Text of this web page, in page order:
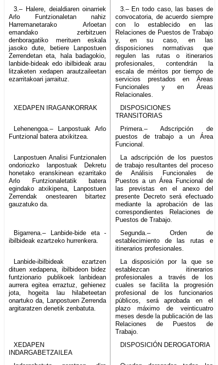
3.– Halere, deialdiaren oinarriek
Arlo Funtzionaletan nahiz
Harremanetarako Arloetan
emandako zerbitzuen
denboragatiko merituen eskala
jasoko dute, betiere Lanpostuen
Zerrendetan eta, hala badagokio,
lanbide-bideak edo ibilbideak arau
litzaketen xedapen arautzaileetan
ezarritakoari jarraituz.
3.– En todo caso, las bases de
convocatoria, de acuerdo siempre
con lo establecido en las
Relaciones de Puestos de Trabajo
y, en su caso, en las
disposiciones normativas que
regulen las rutas o itinerarios
profesionales, contendrán la
escala de méritos por tiempo de
servicios prestados en Áreas
Funcionales y en Áreas
Relacionales.
XEDAPEN IRAGANKORRAK
DISPOSICIONES
TRANSITORIAS
Lehenengoa.– Lanpostuak Arlo
Funtzional batera atxikitzea.
Primera.– Adscripción de
puestos de trabajo a un Área
Funcional.
Lanpostuen Analisi Funtzionalen
ondoriozko lanpostuak Dekretu
honetako eranskinean ezarritako
Arlo Funtzionaletatik batera
egindako atxikipena, Lanpostuen
Zerrendak onestearen bitartez
gauzatuko da.
La adscripción de los puestos
de trabajo resultantes del proceso
de Análisis Funcionales de
Puestos a un Área Funcional de
las previstas en el anexo del
presente Decreto será efectuado
mediante la aprobación de las
correspondientes Relaciones de
Puestos de Trabajo.
Bigarrena.– Lanbide-bide eta -
ibilbideak ezartzeko hurrenkera.
Segunda.– Orden de
establecimiento de las rutas e
itinerarios profesionales.
Lanbide-ibilbideak ezartzen
dituen xedapena, ibilbideon bidez
funtzionario publikoek lanbidean
aurrera egitea erraztuz, gehienez
jota, hogeita lau hilabeteetan
onartuko da, Lanpostuen Zerrenda
argitaratzen denetik zenbatuta.
La disposición por la que se
establezcan itinerarios
profesionales a través de los
cuales se facilita la progresión
profesional de los funcionarios
públicos, será aprobada en el
plazo máximo de veinticuatro
meses desde la publicación de las
Relaciones de Puestos de
Trabajo.
XEDAPEN
INDARGABETZAILEA
DISPOSICIÓN DEROGATORIA